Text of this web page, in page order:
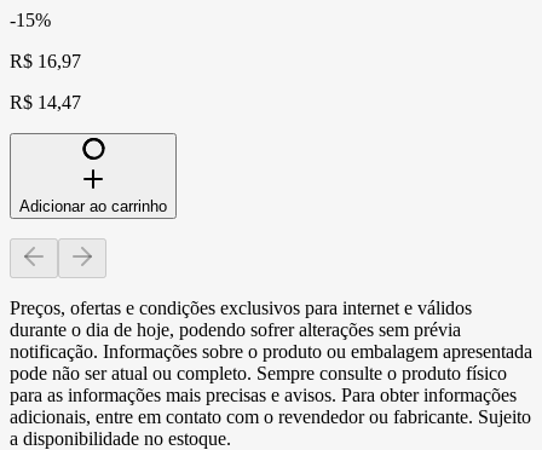
-15%
R$ 16,97
R$ 14,47
Adicionar ao carrinho
Preços, ofertas e condições exclusivos para internet e válidos
durante o dia de hoje, podendo sofrer alterações sem prévia
notificação. Informações sobre o produto ou embalagem apresentada
pode não ser atual ou completo. Sempre consulte o produto físico
para as informações mais precisas e avisos. Para obter informações
adicionais, entre em contato com o revendedor ou fabricante. Sujeito
a disponibilidade no estoque.